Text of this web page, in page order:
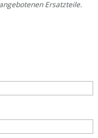
Ersatzteile.